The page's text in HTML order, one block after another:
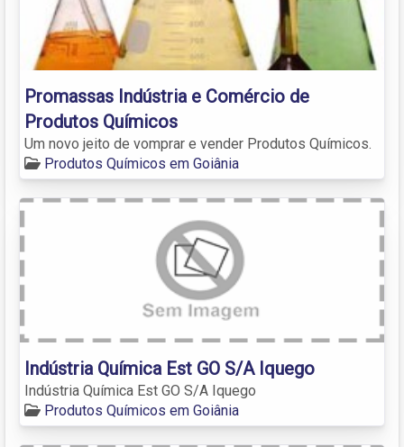
Promassas Indústria e Comércio de
Produtos Químicos
Um novo jeito de vomprar e vender Produtos Químicos.
Produtos Químicos em Goiânia
Indústria Química Est GO S/A Iquego
Indústria Química Est GO S/A Iquego
Produtos Químicos em Goiânia